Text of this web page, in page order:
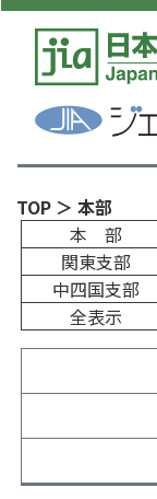
TOP ＞ 本部
本 部
関東支部
中四国支部
全表示